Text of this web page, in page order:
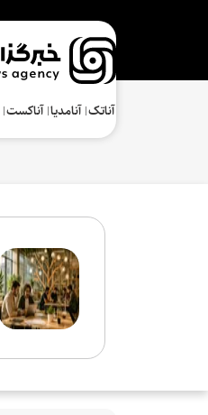
آناتک آنامدیا آناکست